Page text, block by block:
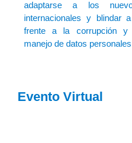
adaptarse a los
internacionales y blindar
frente a la corrupción y
manejo de datos
Evento Virtual